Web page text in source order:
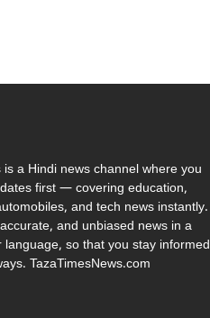
is a Hindi news channel where you
first — covering education,
and tech news instantly.
and unbiased news in a
language, so that you stay informed
TazaTimesNews.com